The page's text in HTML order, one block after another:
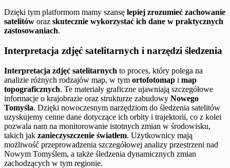
Dzięki tym platformom mamy szansę lepiej zrozumieć zachowanie
satelitów oraz skutecznie wykorzystać ich dane w praktycznych
zastosowaniach.
Interpretacja zdjęć satelitarnych i narzędzi śledzenia
Interpretacja zdjęć satelitarnych to proces, który polega na
analizie różnych rodzajów map, w tym ortofotomap i map
topograficznych. Te materiały graficzne ujawniają szczegółowe
informacje o krajobrazie oraz strukturze zabudowy Nowego
Tomyśla. Dzięki nowoczesnym narzędziom do śledzenia satelitów
uzyskujemy cenne dane dotyczące ich orbity i trajektorii, co z kolei
pozwala nam na monitorowanie istotnych zmian w środowisku,
takich jak zanieczyszczenie światłem. Użytkownicy mają
możliwość przeprowadzenia szczegółowej analizy przestrzeni nad
Nowym Tomyślem, a także śledzenia dynamicznych zmian
zachodzących w tym regionie.